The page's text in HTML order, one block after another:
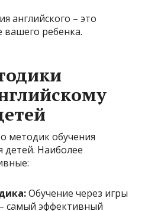
английского – это
вашего ребенка.
методик обучения
детей. Наиболее
Обучение через игры
самый эффективный